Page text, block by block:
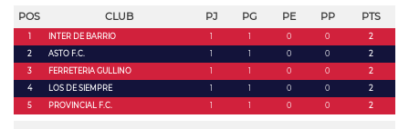
POS CLUB PJ PG PE PP PTS
1 INTER DE BARRIO 1 1 0 0
2
2
ASTO F.C. 1 1 0 0
2
3
FERRETERIA GULLINO 1 1 0 0
2
4
LOS DE SIEMPRE 1 1 0 0
2
5
PROVINCIAL F.C. 1 1 0 0 2